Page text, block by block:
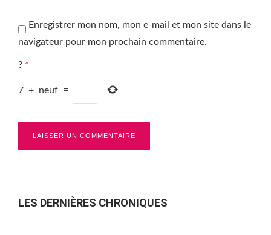
Enregistrer mon nom, mon e-mail et mon site dans le
navigateur pour mon prochain commentaire.
? *
7 + neuf =
LES DERNIÈRES CHRONIQUES